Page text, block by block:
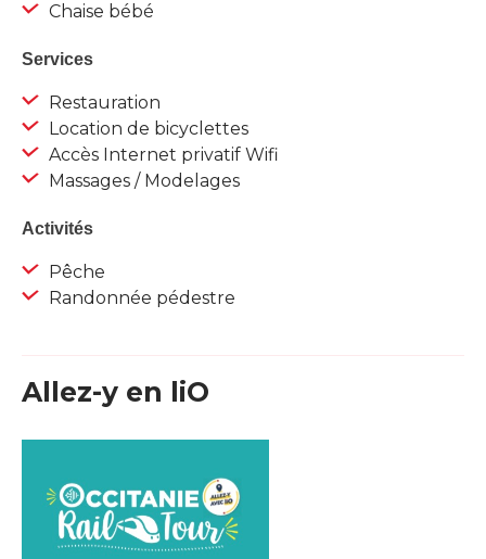
Chaise bébé
Services
Restauration
Location de bicyclettes
Accès Internet privatif Wifi
Massages / Modelages
Activités
Pêche
Randonnée pédestre
Allez-y en liO